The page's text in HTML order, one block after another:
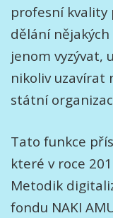
profesní kvality
dělání nějakých
jenom vyzývat,
nikoliv uzavírat
státní
Tato funkce
které v roce
Metodik
fondu NAKI